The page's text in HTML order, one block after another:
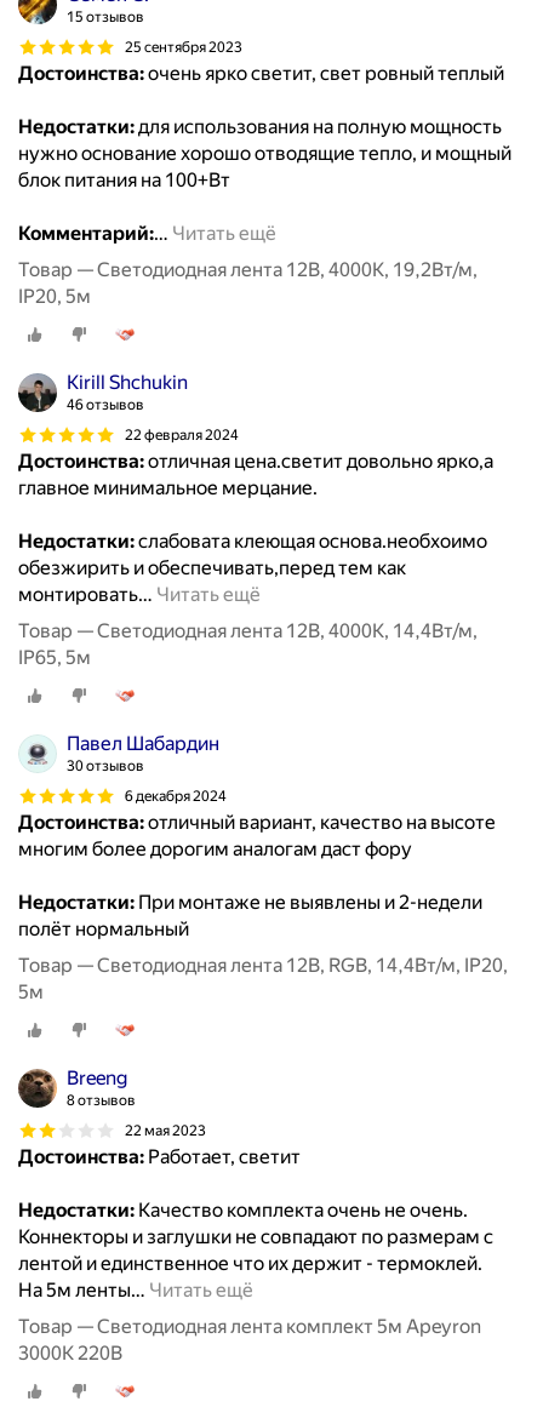
15 отзывов
25 сентября 2023
Достоинства:очень ярко светит, свет ровный теплый
Недостатки:для использования на полную мощность
нужно основание хорошо отводящие тепло, и мощный
блок питания на 100+Вт
Комментарий:… Читать ещё
Товар — Светодиодная лента 12В, 4000К, 19,2Вт/м,
IP20, 5м
Kirill Shchukin
46 отзывов
22 февраля 2024
Достоинства:отличная цена.светит довольно ярко,а
главное минимальное мерцание.
Недостатки:слабовата клеющая основа.необхоимо
обезжирить и обеспечивать,перед тем как
монтировать… Читать ещё
Товар — Светодиодная лента 12В, 4000К, 14,4Вт/м,
IP65, 5м
Павел Шабардин
30 отзывов
6 декабря 2024
Достоинства:отличный вариант, качество на высоте
многим более дорогим аналогам даст фору
Недостатки: При монтаже не выявлены и 2-недели
полёт нормальный
Товар — Светодиодная лента 12В, RGB, 14,4Вт/м, IP20,
5м
Breeng
8 отзывов
22 мая 2023
Достоинства: Работает, светит
Недостатки: Качество комплекта очень не очень.
Коннекторы и заглушки не совпадают по размерам с
лентой и единственное что их держит - термоклей.
На 5м ленты… Читать ещё
Товар — Светодиодная лента комплект 5м Apeyron
3000К 220В